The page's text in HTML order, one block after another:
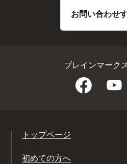
お問い合わせ
ブレインマーク
トップページ
初めての方へ